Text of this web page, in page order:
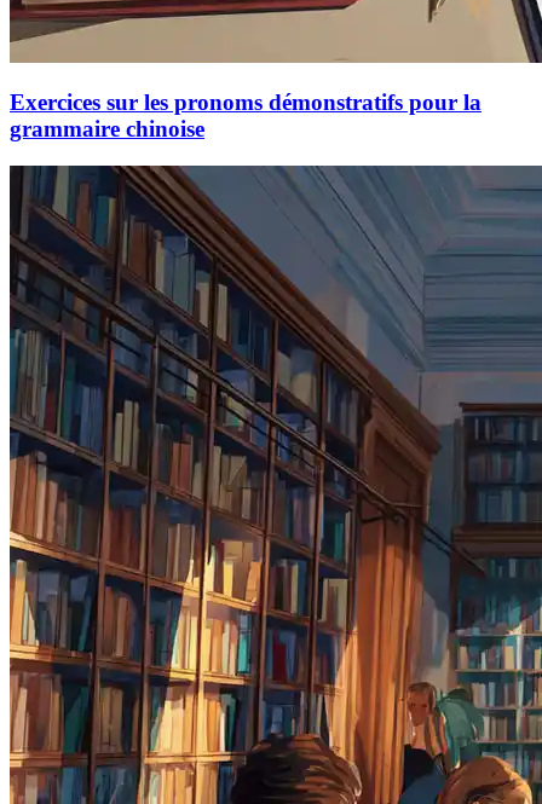
Exercices sur les pronoms démonstratifs pour la
grammaire chinoise